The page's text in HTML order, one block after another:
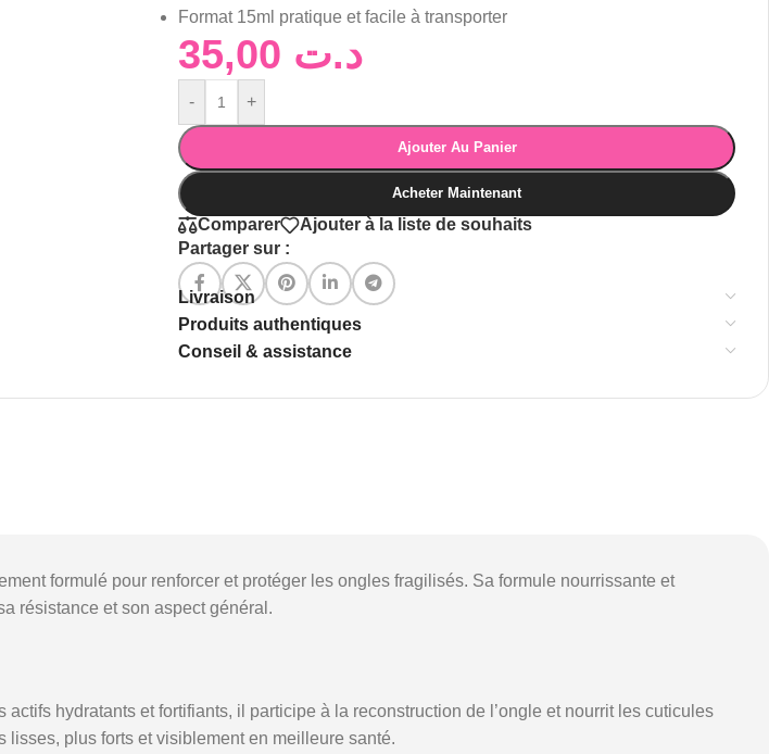
Format 15ml pratique et facile à transporter
د.ت
- +
Ajouter Au Panier
Acheter Maintenant
Comparer
Ajouter à la liste de souhaits
Partager sur :
Livraison
Produits authentiques
Conseil & assistance
formulé pour renforcer et protéger les ongles fragilisés. Sa formule nourrissante et
résistance et son aspect général.
hydratants et fortifiants, il participe à la reconstruction de l’ongle et nourrit les cuticules
plus forts et visiblement en meilleure santé.